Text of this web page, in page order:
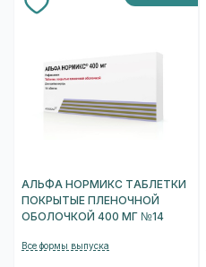
АЛЬФА НОРМИКС ТАБЛЕТКИ
ПОКРЫТЫЕ ПЛЕНОЧНОЙ
ОБОЛОЧКОЙ 400 МГ №14
Все формы выпуска